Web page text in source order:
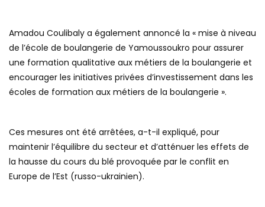
Amadou Coulibaly a également annoncé la « mise à niveau
de l’école de boulangerie de Yamoussoukro pour assurer
une formation qualitative aux métiers de la boulangerie et
encourager les initiatives privées d’investissement dans les
écoles de formation aux métiers de la boulangerie ».
Ces mesures ont été arrêtées, a-t-il expliqué, pour
maintenir l’équilibre du secteur et d’atténuer les effets de
la hausse du cours du blé provoquée par le conflit en
Europe de l’Est (russo-ukrainien).